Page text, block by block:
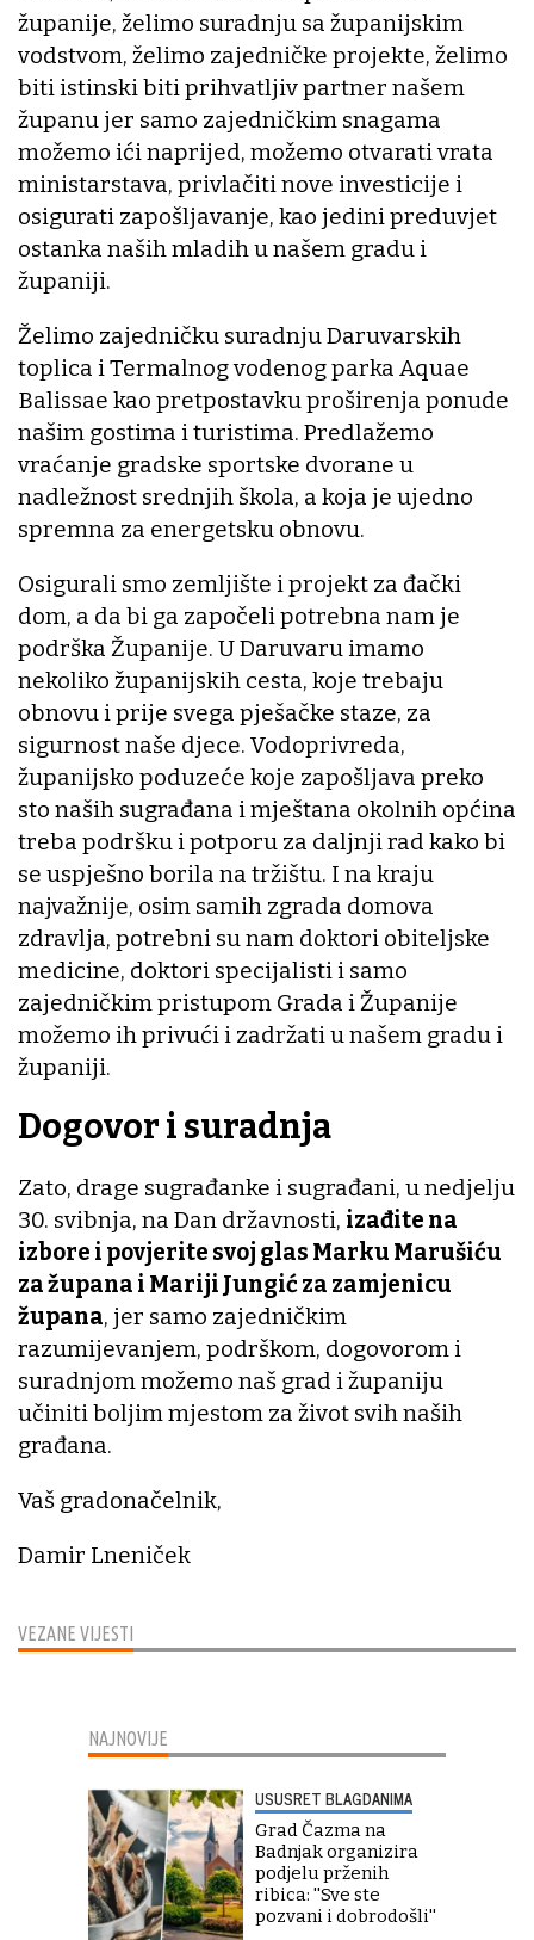
VEZANE VIJESTI
županije, želimo suradnju sa županijskim
vodstvom, želimo zajedničke projekte, želimo
biti istinski biti prihvatljiv partner našem
županu jer samo zajedničkim snagama
možemo ići naprijed, možemo otvarati vrata
ministarstava, privlačiti nove investicije i
osigurati zapošljavanje, kao jedini preduvjet
ostanka naših mladih u našem gradu i
županiji.
Želimo zajedničku suradnju Daruvarskih
toplica i Termalnog vodenog parka Aquae
Balissae kao pretpostavku proširenja ponude
našim gostima i turistima. Predlažemo
vraćanje gradske sportske dvorane u
nadležnost srednjih škola, a koja je ujedno
spremna za energetsku obnovu.
Osigurali smo zemljište i projekt za đački
dom, a da bi ga započeli potrebna nam je
podrška Županije. U Daruvaru imamo
nekoliko županijskih cesta, koje trebaju
obnovu i prije svega pješačke staze, za
sigurnost naše djece. Vodoprivreda,
županijsko poduzeće koje zapošljava preko
sto naših sugrađana i mještana okolnih općina
treba podršku i potporu za daljnji rad kako bi
se uspješno borila na tržištu. I na kraju
najvažnije, osim samih zgrada domova
zdravlja, potrebni su nam doktori obiteljske
medicine, doktori specijalisti i samo
zajedničkim pristupom Grada i Županije
možemo ih privući i zadržati u našem gradu i
županiji.
Dogovor i suradnja
Zato, drage sugrađanke i sugrađani, u nedjelju
30. svibnja, na Dan državnosti, izađite na
izbore i povjerite svoj glas Marku Marušiću
za župana i Mariji Jungić za zamjenicu
župana, jer samo zajedničkim
razumijevanjem, podrškom, dogovorom i
suradnjom možemo naš grad i županiju
učiniti boljim mjestom za život svih naših
građana.
Vaš gradonačelnik,
Damir Lneniček
NAJNOVIJE
USUSRET BLAGDANIMA
Grad Čazma na
Badnjak organizira
podjelu prženih
ribica: ''Sve ste
pozvani i dobrodošli''